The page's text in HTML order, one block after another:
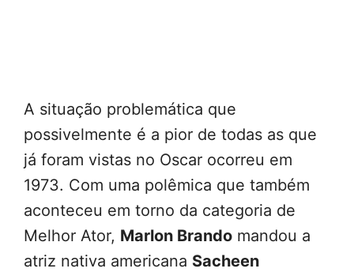
A situação problemática que
possivelmente é a pior de todas as que
já foram vistas no Oscar ocorreu em
1973. Com uma polêmica que também
aconteceu em torno da categoria de
Melhor Ator, Marlon Brando mandou a
atriz nativa americana Sacheen